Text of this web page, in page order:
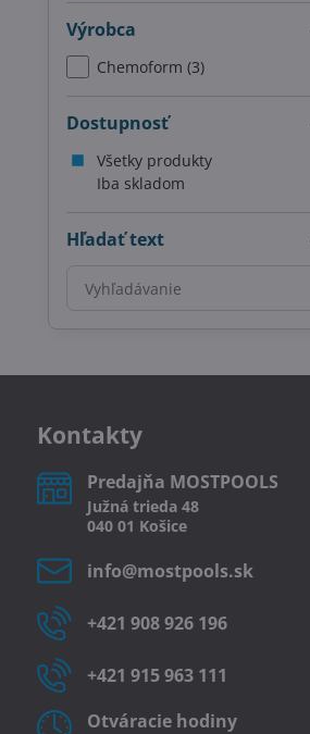
Výrobca
Chemoform (3)
Dostupnosť
Všetky produkty
Iba skladom
Hľadať text
Prehľadať
výsledky
filtra
Kontakty
Predajňa MOSTPOOLS
Južná trieda 48
040 01 Košice
info​@mostpools​.sk
+421 908 926 196
+421 915 963 111
Otváracie hodiny